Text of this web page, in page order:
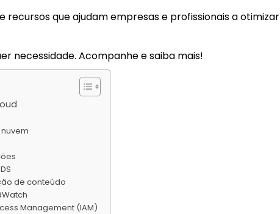
que ajudam empresas e profissionais a otimizar
necessidade. Acompanhe e saiba mais!
de conteúdo
Management (IAM)